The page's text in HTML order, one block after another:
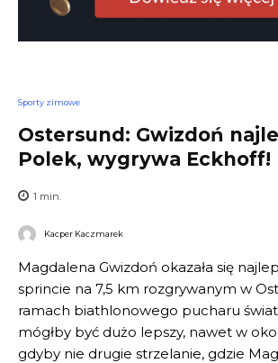
Sporty zimowe
Ostersund: Gwizdoń
Polek, wygrywa Eckhoff!
1 min.
Kacper Kaczmarek
Magdalena Gwizdoń okazała się
sprincie na 7,5 km rozgrywanym w
ramach biathlonowego pucharu
mógłby być dużo lepszy, nawet w
gdyby nie drugie strzelanie, gdzie